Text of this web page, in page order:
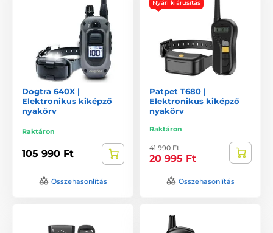
Dogtra 640X |
Elektronikus kiképző
nyakörv
Raktáron
105 990 Ft
Összehasonlítás
Nyári kiárusítás
Patpet T680 |
Elektronikus kiképző
nyakörv
Raktáron
41 990 Ft
20 995 Ft
Összehasonlítás